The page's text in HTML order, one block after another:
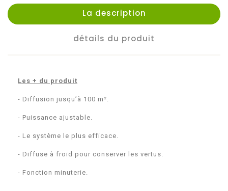
La description
détails du produit
Les + du produit
- Diffusion jusqu’à 100 m².
- Puissance ajustable.
- Le système le plus efficace.
- Diffuse à froid pour conserver les vertus.
- Fonction minuterie.